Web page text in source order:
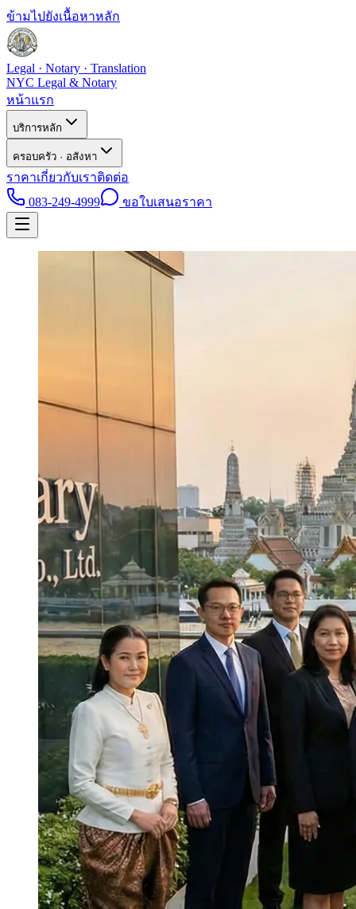
ข้ามไปยังเนื้อหาหลัก
Legal · Notary · Translation
NYC Legal & Notary
หน้าแรก
บริการหลัก
ครอบครัว · อสังหา
ราคาเกี่ยวกับเราติดต่อ
083-249-4999
ขอใบเสนอราคา